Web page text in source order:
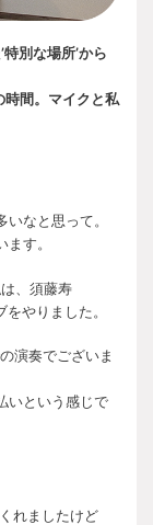
別な場所’から
間。マイクと私
なと思って。
す。
、須藤寿
やりました。
演奏でございま
いという感じで
れましたけど